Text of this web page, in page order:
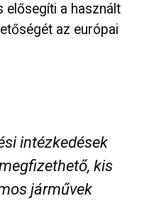
elősegíti a használt
az európai
intézkedések
kis
járművek